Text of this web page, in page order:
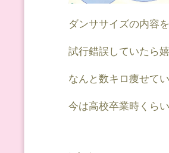
ダンササイズの内容
試行錯誤していたら
なんと数キロ痩せて
今は高校卒業時くら